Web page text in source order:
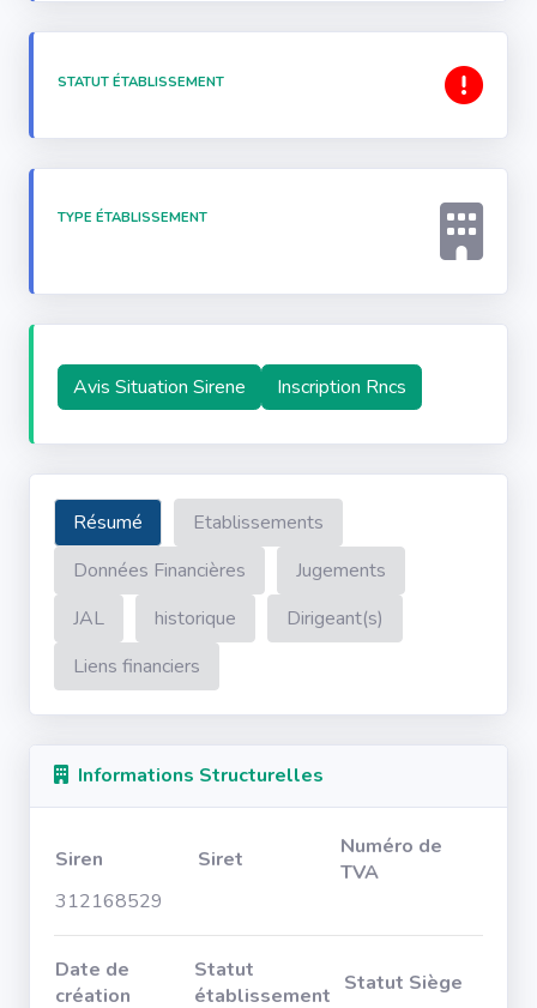
STATUT ÉTABLISSEMENT
TYPE ÉTABLISSEMENT
Avis Situation Sirene Inscription Rncs
Résumé
Etablissements
Données Financières
Jugements
JAL
historique
Dirigeant(s)
Liens financiers
Informations Structurelles
Siren Siret
Numéro de
TVA
312168529
Date de
création
Statut
établissement Statut Siège